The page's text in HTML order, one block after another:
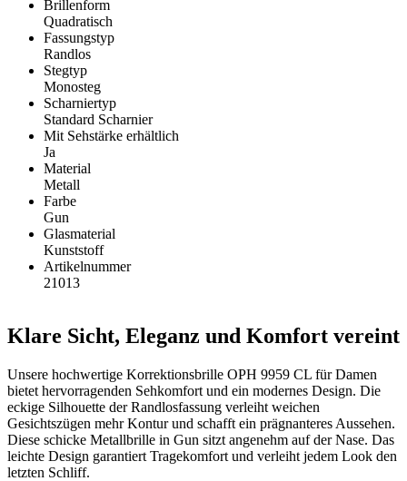
Brillenform
Quadratisch
Fassungstyp
Randlos
Stegtyp
Monosteg
Scharniertyp
Standard Scharnier
Mit Sehstärke erhältlich
Ja
Material
Metall
Farbe
Gun
Glasmaterial
Kunststoff
Artikelnummer
21013
Klare Sicht, Eleganz und Komfort vereint
Unsere hochwertige Korrektionsbrille OPH 9959 CL für Damen
bietet hervorragenden Sehkomfort und ein modernes Design. Die
eckige Silhouette der Randlosfassung verleiht weichen
Gesichtszügen mehr Kontur und schafft ein prägnanteres Aussehen.
Diese schicke Metallbrille in Gun sitzt angenehm auf der Nase. Das
leichte Design garantiert Tragekomfort und verleiht jedem Look den
letzten Schliff.